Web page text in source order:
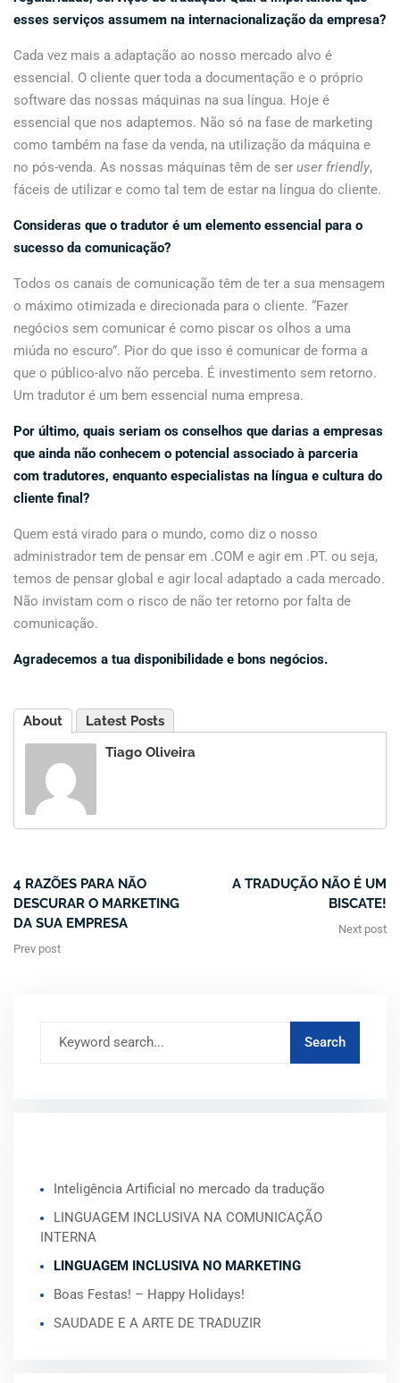
esses serviços assumem na internacionalização da empresa?
Cada vez mais a adaptação ao nosso mercado alvo é
essencial. O cliente quer toda a documentação e o próprio
software das nossas máquinas na sua língua. Hoje é
essencial que nos adaptemos. Não só na fase de marketing
como também na fase da venda, na utilização da máquina e
no pós-venda. As nossas máquinas têm de ser user friendly,
fáceis de utilizar e como tal tem de estar na língua do cliente.
Consideras que o tradutor é um elemento essencial para o
sucesso da comunicação?
Todos os canais de comunicação têm de ter a sua mensagem
o máximo otimizada e direcionada para o cliente. “Fazer
negócios sem comunicar é como piscar os olhos a uma
miúda no escuro”. Pior do que isso é comunicar de forma a
que o público-alvo não perceba. É investimento sem retorno.
Um tradutor é um bem essencial numa empresa.
Por último, quais seriam os conselhos que darias a empresas
que ainda não conhecem o potencial associado à parceria
com tradutores, enquanto especialistas na língua e cultura do
cliente final?
Quem está virado para o mundo, como diz o nosso
administrador tem de pensar em .COM e agir em .PT. ou seja,
temos de pensar global e agir local adaptado a cada mercado.
Não invistam com o risco de não ter retorno por falta de
comunicação.
Agradecemos a tua disponibilidade e bons negócios.
About
Latest Posts
Tiago Oliveira
4 RAZÕES PARA NÃO
DESCURAR O MARKETING
DA SUA EMPRESA
Prev post
A TRADUÇÃO NÃO É UM
BISCATE!
Next post
Inteligência Artificial no mercado da tradução
LINGUAGEM INCLUSIVA NA COMUNICAÇÃO
INTERNA
LINGUAGEM INCLUSIVA NO MARKETING
Boas Festas! – Happy Holidays!
SAUDADE E A ARTE DE TRADUZIR